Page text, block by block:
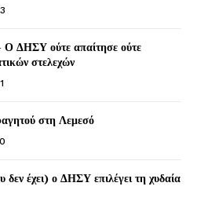
Ο ΔΗΣΥ ούτε απαίτησε ούτε
στελεχών
στη Λεμεσό
έχει) ο ΔΗΣΥ επιλέγει τη χυδαία